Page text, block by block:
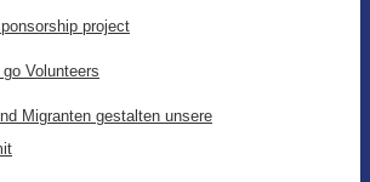
project
Volunteers
Migranten gestalten unsere